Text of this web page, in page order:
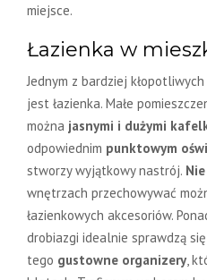
miejsce.
Łazienka w
Jednym z bardziej
jest łazienka. Małe
można jasnymi i dużymi
odpowiednim punktowym
stworzy wyjątkowy nastrój.
wnętrzach przechowywać
łazienkowych akcesoriów.
drobiazgi idealnie sprawdzą
tego gustowne organizery,